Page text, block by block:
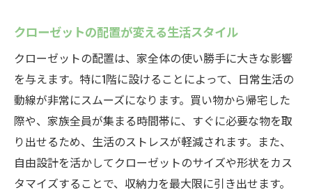
収納スペースを最大限に活用する方法
効率的な収納がかなえる快適な生活
自由設計の魅力を引き出す1階クローゼットの秘
訣
1階クローゼットの設計ポイント
収納に最適な空間配置の考え方
自由設計で叶えるインテリアと収納の調和
クローゼットの配置が変える生活スタイル
クローゼットの配置は、家全体の使い勝手に大きな影響
を与えます。特に1階に設けることによって、日常生活の
動線が非常にスムーズになります。買い物から帰宅した
際や、家族全員が集まる時間帯に、すぐに必要な物を取
り出せるため、生活のストレスが軽減されます。また、
自由設計を活かしてクローゼットのサイズや形状をカス
タマイズすることで、収納力を最大限に引き出せます。